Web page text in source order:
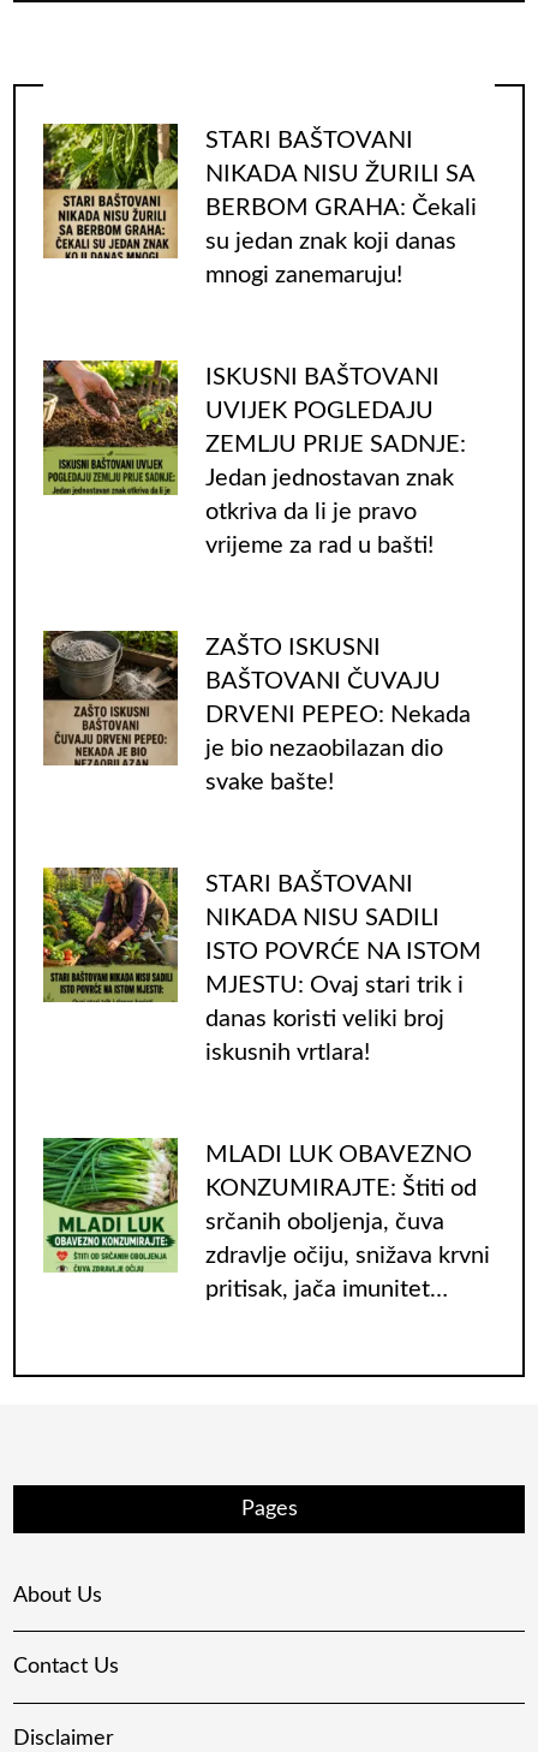
STARI BAŠTOVANI
NIKADA NISU ŽURILI SA
BERBOM GRAHA: Čekali
su jedan znak koji danas
mnogi zanemaruju!
ISKUSNI BAŠTOVANI
UVIJEK POGLEDAJU
ZEMLJU PRIJE SADNJE:
Jedan jednostavan znak
otkriva da li je pravo
vrijeme za rad u bašti!
ZAŠTO ISKUSNI
BAŠTOVANI ČUVAJU
DRVENI PEPEO: Nekada
je bio nezaobilazan dio
svake bašte!
STARI BAŠTOVANI
NIKADA NISU SADILI
ISTO POVRĆE NA ISTOM
MJESTU: Ovaj stari trik i
danas koristi veliki broj
iskusnih vrtlara!
MLADI LUK OBAVEZNO
KONZUMIRAJTE: Štiti od
srčanih oboljenja, čuva
zdravlje očiju, snižava krvni
pritisak, jača imunitet…
Pages
About Us
Contact Us
Disclaimer